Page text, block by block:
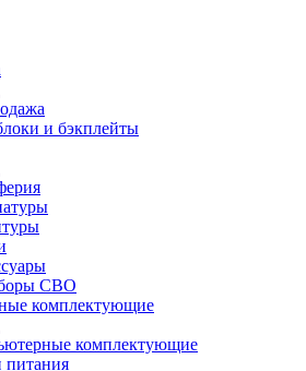
и бэкплейты
СВО
комплектующие
комплектующие
питания